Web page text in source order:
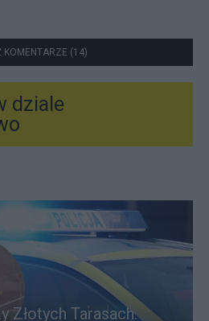
KOMENTARZE (14)
dziale
Złotych Tarasach.